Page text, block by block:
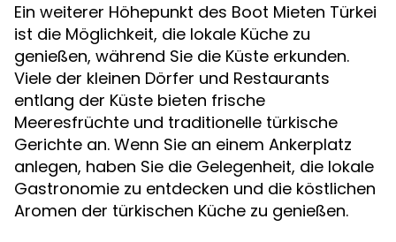
Ein weiterer Höhepunkt des Boot Mieten Türkei
ist die Möglichkeit, die lokale Küche zu
genießen, während Sie die Küste erkunden.
Viele der kleinen Dörfer und Restaurants
entlang der Küste bieten frische
Meeresfrüchte und traditionelle türkische
Gerichte an. Wenn Sie an einem Ankerplatz
anlegen, haben Sie die Gelegenheit, die lokale
Gastronomie zu entdecken und die köstlichen
Aromen der türkischen Küche zu genießen.